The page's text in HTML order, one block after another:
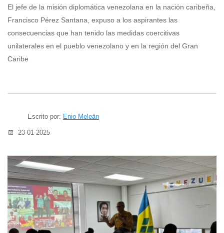
El jefe de la misión diplomática venezolana en la nación caribeña,
Francisco Pérez Santana, expuso a los aspirantes las
consecuencias que han tenido las medidas coercitivas
unilaterales en el pueblo venezolano y en la región del Gran
Caribe
Escrito por: Enio Meleán
23-01-2025